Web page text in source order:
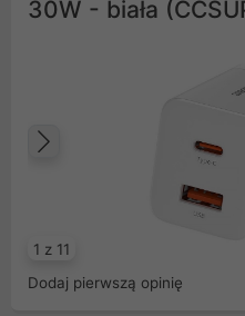
30W - biała
1 z 11
Poprzedni
Dodaj pierwszą opinię